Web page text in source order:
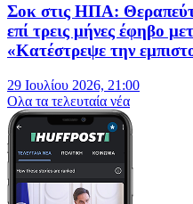
Σοκ στις ΗΠΑ:
επί τρεις μήνες έφηβο
«Κατέστρεψε την
29 Ιουλίου 2026, 21:00
Oλα τα τελευταία νέα